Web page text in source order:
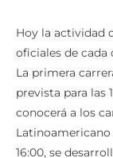
oficiales de cada
La primera
prevista para las
conocerá a los
Latinoamericano
16:00, se